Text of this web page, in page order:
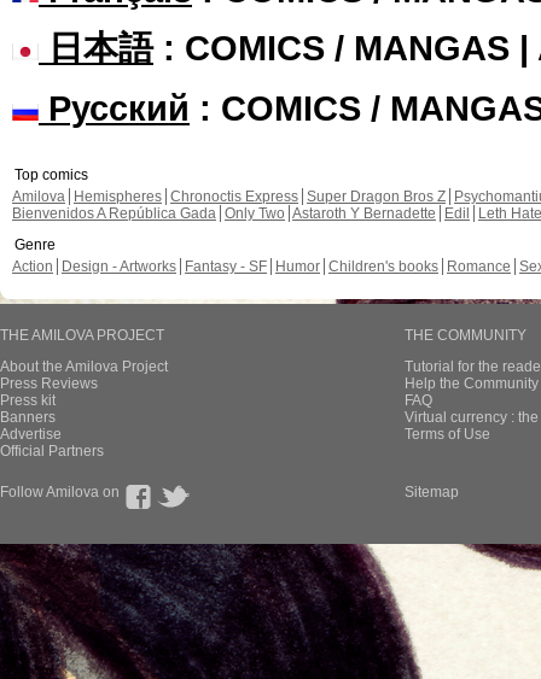
日本語: COMICS / MANGAS |
Русский : COMICS /
Top comics
Amilova
Hemispheres Chronoctis Express Super Dragon Bros Z
Bienvenidos A República Gada Only Two Astaroth Y Bernadette Edil
Leth Hate
Genre
Action
Design - Artworks Fantasy - SF Humor Children's books Romance
THE AMILOVA PROJECT
About the Amilova Project
Press Reviews
Press kit
Banners
Advertise
Official Partners
THE COMMUNITY
Tutorial for the
Help the
FAQ
Virtual currency :
Terms of Use
Follow Amilova on Sitemap